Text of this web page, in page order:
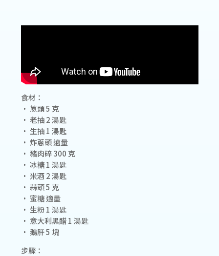
食材：
• 蔥頭 5 克
• 老抽 2 湯匙
• 生抽 1 湯匙
• 炸蔥頭 適量
• 豬肉碎 300 克
• 冰糖 1 湯匙
• 米酒 2 湯匙
• 蒜頭 5 克
• 蜜糖 適量
• 生粉 1 湯匙
• 意大利黑醋 1 湯匙
• 鵝肝 5 塊
步驟：